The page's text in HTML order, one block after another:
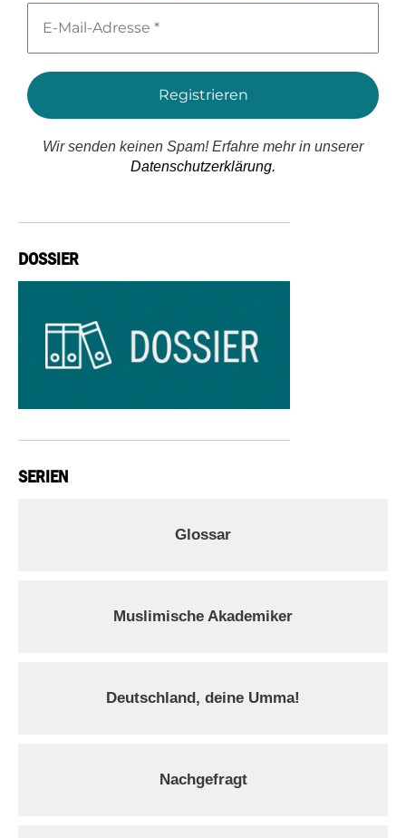
Mail-
Wir senden keinen Spam! Erfahre mehr in unserer
Datenschutzerklärung.
DOSSIER
SERIEN
Glossar
Muslimische Akademiker
Deutschland, deine Umma!
Nachgefragt